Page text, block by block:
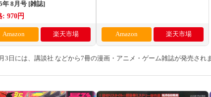
年 8月号 [雑誌]
: 970円
Amazon 楽天市場 Amazon 楽天市場
3日には、講談社 などから7冊の漫画・アニメ・ゲーム雑誌が発売され